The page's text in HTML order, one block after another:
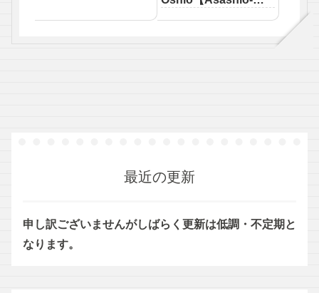
最近の更新
申し訳ございませんがしばらく更新は低調・不定期と
なります。